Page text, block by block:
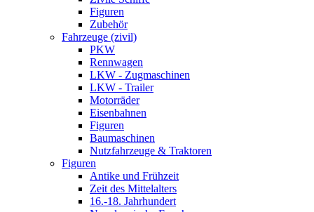
Figuren
Zubehör
Fahrzeuge (zivil)
PKW
Rennwagen
LKW - Zugmaschinen
LKW - Trailer
Motorräder
Eisenbahnen
Figuren
Baumaschinen
Nutzfahrzeuge & Traktoren
Figuren
Antike und Frühzeit
Zeit des Mittelalters
16.-18. Jahrhundert